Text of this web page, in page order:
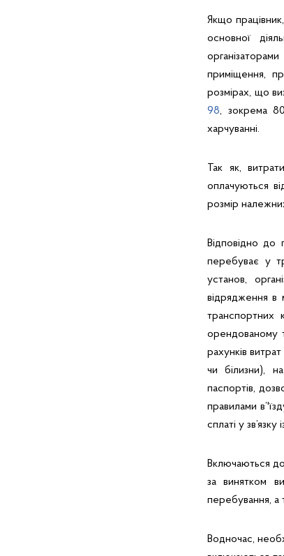
Якщо
основної
приміщення,
розмірах, що
98, зокрема
харчуванні.
Так як,
оплачуються
розмір
Відповідно
перебуває у
установ,
відрядження в
транспортних
орендованому
рахунків
чи білизни),
паспортів,
правилами
сплаті у
Включаються
за винятком
перебування, а
Водночас,